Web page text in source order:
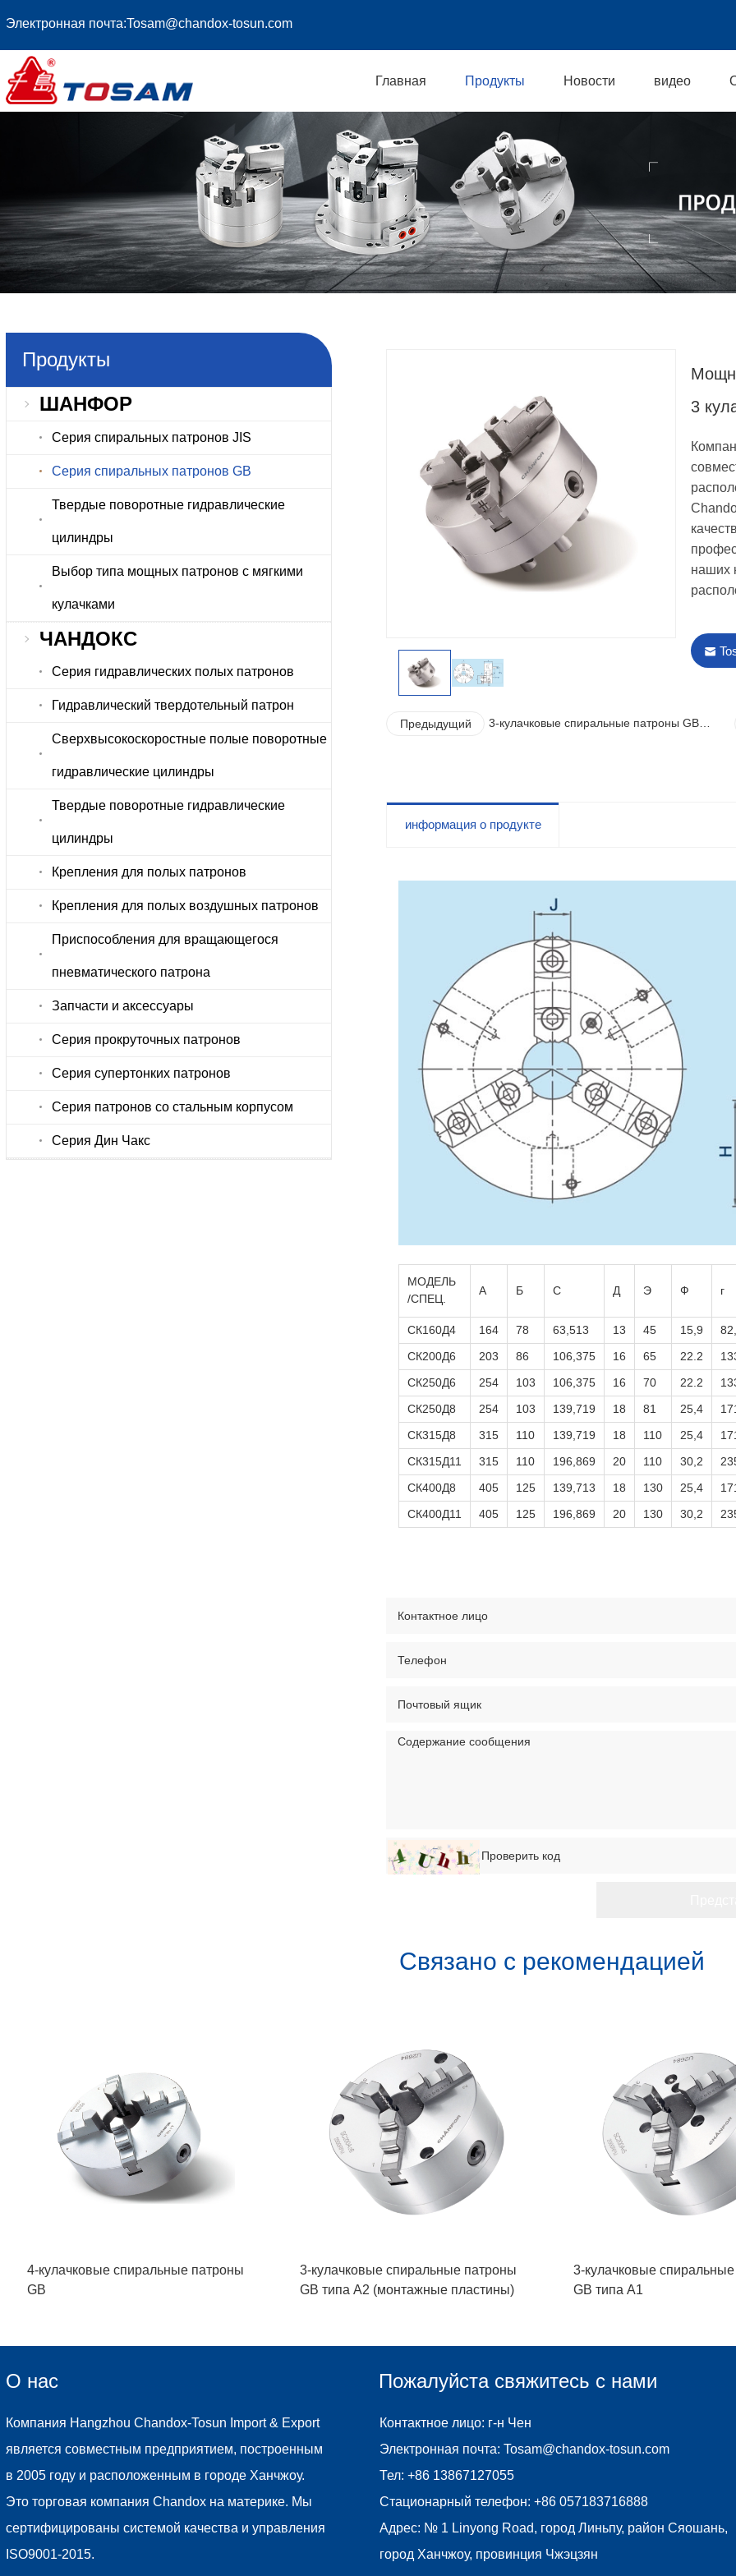
Электронная почта:Tosam@chandox-tosun.com
Главная Продукты Новости видео
Продукты
ШАНФОР
Серия спиральных патронов JIS
Серия спиральных патронов GB
Твердые поворотные гидравлические
цилиндры
Выбор типа мощных патронов с мягкими
кулачками
ЧАНДОКС
Серия гидравлических полых патронов
Гидравлический твердотельный патрон
Сверхвысокоскоростные полые поворотные
гидравлические цилиндры
Твердые поворотные гидравлические
цилиндры
Крепления для полых патронов
Крепления для полых воздушных патронов
Приспособления для вращающегося
пневматического патрона
Запчасти и аксессуары
Серия прокруточных патронов
Серия супертонких патронов
Серия патронов со стальным корпусом
Серия Дин Чакс
3
наших
Предыдущий
3-кулачковые спиральные патроны GB
информация о продукте
МОДЕЛЬ
/СПЕЦ.
А Б С Д Э Ф г
СК160Д4 164 78 63,513 13 45 15,9
СК200Д6
203 86 106,375 16 65 22.2
СК250Д6
254 103 106,375 16 70 22.2
СК250Д8
254 103 139,719 18 81 25,4
СК315Д8
315 110 139,719 18 110 25,4
СК315Д11
315 110 196,869 20 110 30,2
СК400Д8
405 125 139,713 18 130 25,4
СК400Д11
405 125 196,869 20 130 30,2
Связано с рекомендацией
4-кулачковые спиральные патроны
GB
3-кулачковые спиральные патроны
GB типа A2 (монтажные пластины)
3-кулачковые
GB типа A1
О нас
Компания Hangzhou Chandox-Tosun Import & Export
является совместным предприятием, построенным
в 2005 году и расположенным в городе Ханчжоу.
Это торговая компания Chandox на материке. Мы
сертифицированы системой качества и управления
ISO9001-2015.
Пожалуйста свяжитесь с нами
Контактное лицо: г-н Чен
Электронная почта: Tosam@chandox-tosun.com
Тел: +86 13867127055
Стационарный телефон: +86 057183716888
Адрес: № 1 Linyong Road, город Линьпу, район Сяошань,
город Ханчжоу, провинция Чжэцзян